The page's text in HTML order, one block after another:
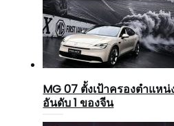
MG 07 ตั้งเป้าครองตำแห
อันดับ 1 ของจีน